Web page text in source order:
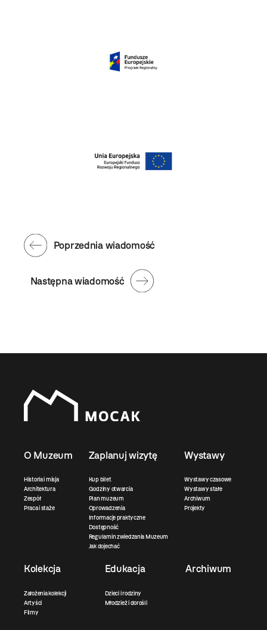
Następna wiadomość
Poprzednia wiadomość
O Muzeum
Historia i misja
Architektura
Zespół
Praca i staże
Zaplanuj wizytę
Kup bilet
Godziny otwarcia
Plan muzeum
Oprowadzenia
Informacje praktyczne
Dostępność
Regulamin zwiedzania Muzeum
Jak dojechać
Wystawy
Wystawy czasowe
Wystawy stałe
Archiwum
Projekty
Kolekcja
Założenia kolekcji
Artyści
Filmy
Edukacja
Dzieci i rodziny
Młodzież i dorośli
Archiwum